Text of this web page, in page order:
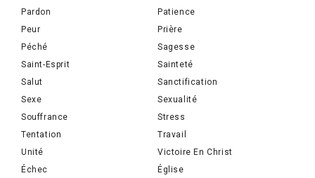
Pardon
Patience
Peur
Prière
Péché
Sagesse
Saint-Esprit
Sainteté
Salut
Sanctification
Sexe
Sexualité
Souffrance
Stress
Tentation
Travail
Unité
Victoire En Christ
Échec
Église